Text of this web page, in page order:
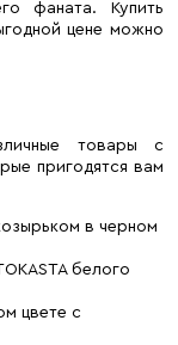
фаната. Купить
цене можно
товары с
пригодятся вам
в черном
белого
цвете с